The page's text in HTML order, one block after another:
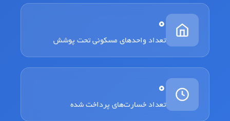
0
تعداد واحدهای مسکونی تحت پوشش
0
تعداد خسارت‌های پرداخت شده